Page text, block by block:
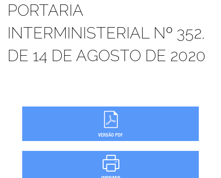
PORTARIA
INTERMINISTERIAL Nº 352,
DE 14 DE AGOSTO DE 2020